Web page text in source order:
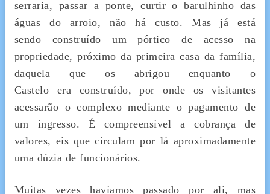
serraria, passar a ponte, curtir o barulhinho das
águas do arroio, não há custo. Mas já está
sendo construído um pórtico de acesso na
propriedade, próximo da primeira casa da família,
daquela que os abrigou enquanto o
Castelo era construído, por onde os visitantes
acessarão o complexo mediante o pagamento de
um ingresso. É compreensível a cobrança de
valores, eis que circulam por lá aproximadamente
uma dúzia de funcionários.
Muitas vezes havíamos passado por ali, mas